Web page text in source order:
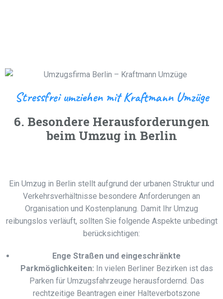
Stressfrei umziehen mit Kraftmann Umzüge
6. Besondere Herausforderungen
beim Umzug in Berlin
Ein Umzug in Berlin stellt aufgrund der urbanen Struktur und
Verkehrsverhältnisse besondere Anforderungen an
Organisation und Kostenplanung. Damit Ihr Umzug
reibungslos verläuft, sollten Sie folgende Aspekte unbedingt
berücksichtigen:
Enge Straßen und eingeschränkte
Parkmöglichkeiten: In vielen Berliner Bezirken ist das
Parken für Umzugsfahrzeuge herausfordernd. Das
rechtzeitige Beantragen einer Halteverbotszone